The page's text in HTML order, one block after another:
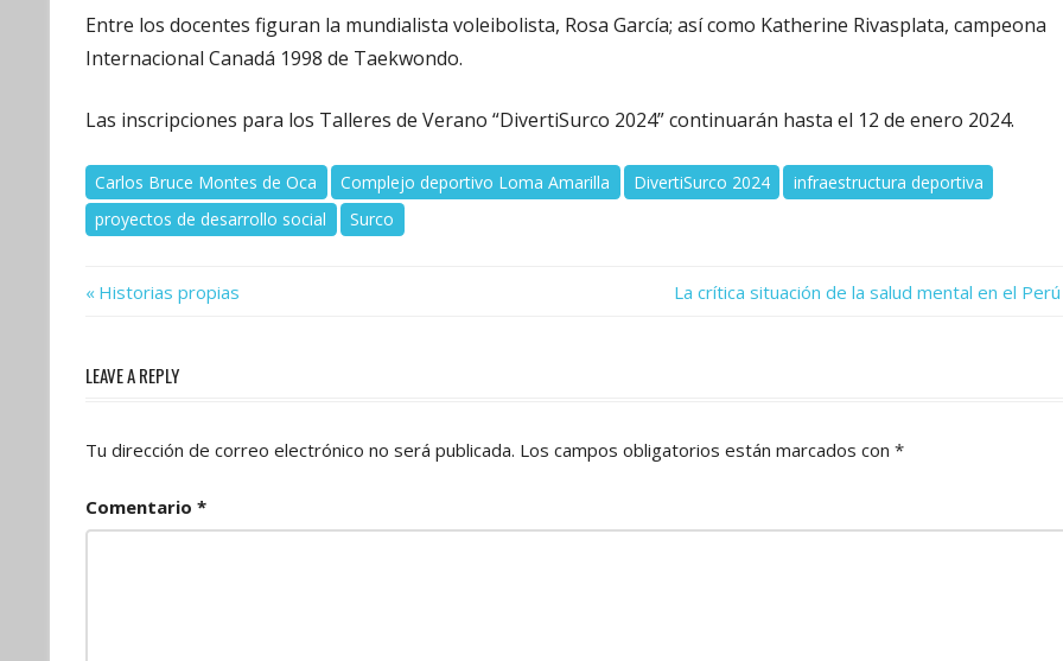
Entre los docentes figuran la mundialista voleibolista, Rosa García; así como Katherine Rivasplata, campeona
Internacional Canadá 1998 de Taekwondo.
Las inscripciones para los Talleres de Verano “DivertiSurco 2024” continuarán hasta el 12 de enero 2024.
Carlos Bruce Montes de Oca Complejo deportivo Loma Amarilla DivertiSurco 2024
infraestructura deportiva
proyectos de desarrollo social
Surco
Navegación
entradas
Previous
Historias propias
Next
La crítica situación de la salud mental en el Perú
LEAVE A REPLY
Tu dirección de correo electrónico no será publicada. Los campos obligatorios están marcados con *
Comentario *